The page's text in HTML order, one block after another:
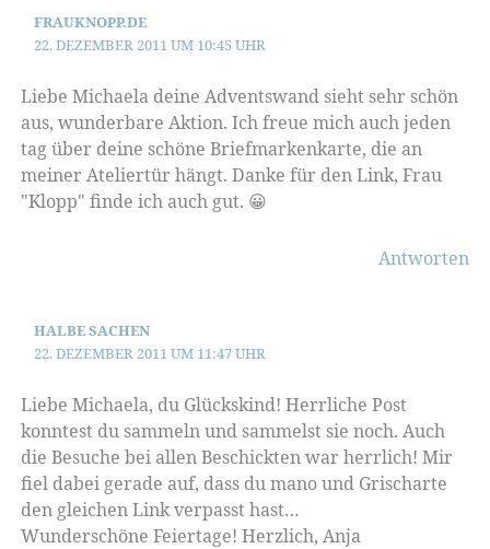
FRAUKNOPP.DE
22. DEZEMBER 2011 UM 10:45 UHR
Liebe Michaela deine Adventswand sieht sehr schön
aus, wunderbare Aktion. Ich freue mich auch jeden
tag über deine schöne Briefmarkenkarte, die an
meiner Ateliertür hängt. Danke für den Link, Frau
"Klopp" finde ich auch gut. 😀
Antworten
HALBE SACHEN
22. DEZEMBER 2011 UM 11:47 UHR
Liebe Michaela, du Glückskind! Herrliche Post
konntest du sammeln und sammelst sie noch. Auch
die Besuche bei allen Beschickten war herrlich! Mir
fiel dabei gerade auf, dass du mano und Grischarte
den gleichen Link verpasst hast…
Wunderschöne Feiertage! Herzlich, Anja